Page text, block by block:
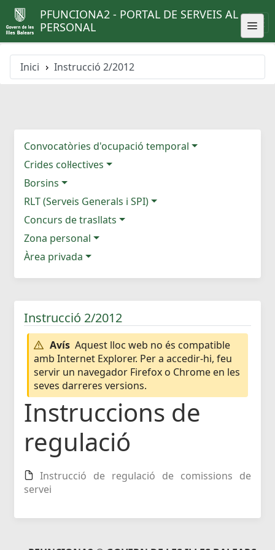
PFUNCIONA2 - PORTAL DE SERVEIS AL
PERSONAL
Inici Instrucció 2/2012
Convocatòries d'ocupació temporal
Crides col·lectives
Borsins
RLT (Serveis Generals i SPI)
Concurs de trasllats
Zona personal
Àrea privada
Instrucció 2/2012
Avís Aquest lloc web no és compatible
amb Internet Explorer. Per a accedir-hi, feu
servir un navegador Firefox o Chrome en les
seves darreres versions.
Instruccions de
regulació
Instrucció de regulació de comissions de
servei